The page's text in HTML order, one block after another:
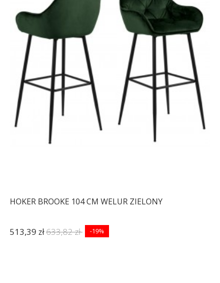
HOKER BROOKE 104 CM WELUR ZIELONY
513,39 zł633,82 zł -19%